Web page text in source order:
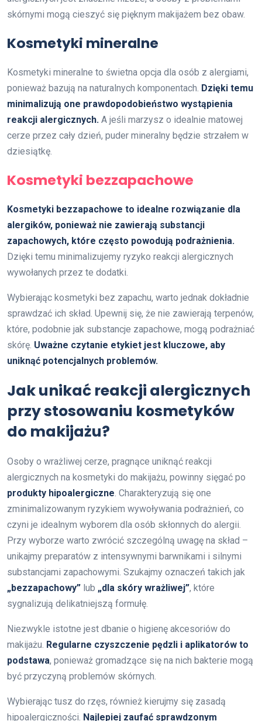
skórnymi mogą cieszyć się pięknym makijażem bez obaw.
Kosmetyki mineralne
Kosmetyki mineralne to świetna opcja dla osób z alergiami,
ponieważ bazują na naturalnych komponentach. Dzięki temu
minimalizują one prawdopodobieństwo wystąpienia
reakcji alergicznych. A jeśli marzysz o idealnie matowej
cerze przez cały dzień, puder mineralny będzie strzałem w
dziesiątkę.
Kosmetyki bezzapachowe
Kosmetyki bezzapachowe to idealne rozwiązanie dla
alergików, ponieważ nie zawierają substancji
zapachowych, które często powodują podrażnienia.
Dzięki temu minimalizujemy ryzyko reakcji alergicznych
wywołanych przez te dodatki.
Wybierając kosmetyki bez zapachu, warto jednak dokładnie
sprawdzać ich skład. Upewnij się, że nie zawierają terpenów,
które, podobnie jak substancje zapachowe, mogą podrażniać
skórę. Uważne czytanie etykiet jest kluczowe, aby
uniknąć potencjalnych problemów.
Jak unikać reakcji alergicznych
przy stosowaniu kosmetyków
do makijażu?
Osoby o wrażliwej cerze, pragnące uniknąć reakcji
alergicznych na kosmetyki do makijażu, powinny sięgać po
produkty hipoalergiczne. Charakteryzują się one
zminimalizowanym ryzykiem wywoływania podrażnień, co
czyni je idealnym wyborem dla osób skłonnych do alergii.
Przy wyborze warto zwrócić szczególną uwagę na skład –
unikajmy preparatów z intensywnymi barwnikami i silnymi
substancjami zapachowymi. Szukajmy oznaczeń takich jak
„bezzapachowy” lub „dla skóry wrażliwej”, które
sygnalizują delikatniejszą formułę.
Niezwykle istotne jest dbanie o higienę akcesoriów do
makijażu. Regularne czyszczenie pędzli i aplikatorów to
podstawa, ponieważ gromadzące się na nich bakterie mogą
być przyczyną problemów skórnych.
Wybierając tusz do rzęs, również kierujmy się zasadą
hipoalergiczności. Najlepiej zaufać sprawdzonym